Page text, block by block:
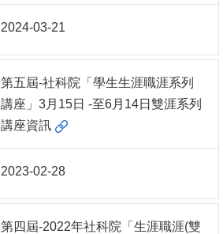
2024-03-21
第五屆-社科院「學生生涯職涯系列
講座」3月15日 -至6月14日雙涯系列
講座資訊
2023-02-28
第四屆-2022年社科院「生涯職涯(雙